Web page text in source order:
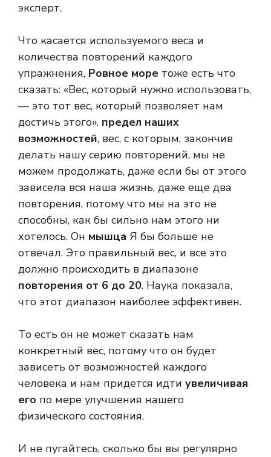
эксперт.
Что касается используемого веса и
количества повторений каждого
упражнения, Ровное море тоже есть что
сказать: «Вес, который нужно использовать,
— это тот вес, который позволяет нам
достичь этого». предел наших
возможностей, вес, с которым, закончив
делать нашу серию повторений, мы не
можем продолжать, даже если бы от этого
зависела вся наша жизнь, даже еще два
повторения, потому что мы на это не
способны, как бы сильно нам этого ни
хотелось. Он мышца Я бы больше не
отвечал. Это правильный вес, и все это
должно происходить в диапазоне
повторения от 6 до 20. Наука показала,
что этот диапазон наиболее эффективен.
То есть он не может сказать нам
конкретный вес, потому что он будет
зависеть от возможностей каждого
человека и нам придется идти увеличивая
его по мере улучшения нашего
физического состояния.
И не пугайтесь, сколько бы вы регулярно